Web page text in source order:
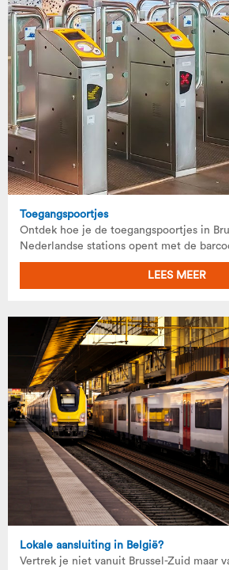
Toegangspoortjes
Ontdek hoe je de toegangspoortjes in
Nederlandse stations opent met de
LEES MEER
Lokale aansluiting in België?
Vertrek je niet vanuit Brussel-Zuid maar